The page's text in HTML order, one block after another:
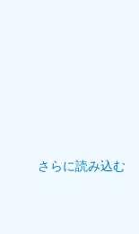
さらに読み込む